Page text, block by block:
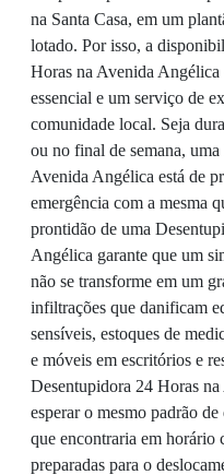
na Santa Casa, em um
lotado. Por isso, a
Horas na Avenida
essencial e um serviço de
comunidade local. Seja
ou no final de semana,
Avenida Angélica está de
emergência com a mesma
prontidão de uma
Angélica garante que um
não se transforme em um
infiltrações que danificam
sensíveis, estoques de
e móveis em escritórios e
Desentupidora 24 Horas
esperar o mesmo padrão
que encontraria em horário
preparadas para o